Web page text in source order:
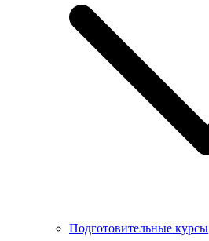
Подготовительные курсы